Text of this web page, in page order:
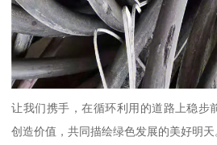
让我们携手，在循环利用的道路上稳步
创造价值，共同描绘绿色发展的美好明天